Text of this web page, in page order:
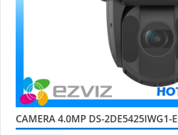
CAMERA 4.0MP DS-